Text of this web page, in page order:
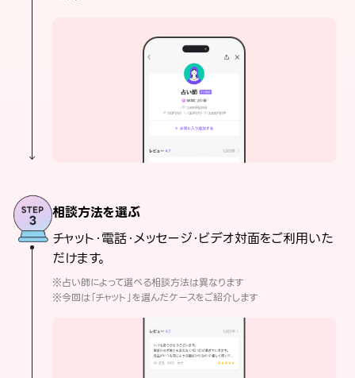
相談方法を選ぶ
チャット・電話・メッセージ・ビデオ対面をご利用いた
だけます。
※占い師によって選べる相談方法は異なります
※今回は「チャット」を選んだケースをご紹介します